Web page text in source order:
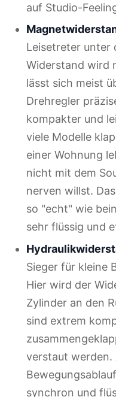
auf Studio-
Leisetreter unter
Widerstand wird
lässt sich meist
Drehregler
kompakter und
viele Modelle
einer Wohnung
nicht mit dem
nerven willst.
so "echt" wie
sehr flüssig und
Sieger für kleine
Hier wird der
Zylinder an den
sind extrem
verstaut werden.
synchron und